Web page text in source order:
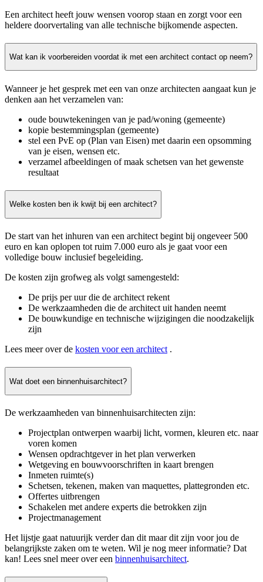
Een architect heeft jouw wensen voorop staan en zorgt voor een
heldere doorvertaling van alle technische bijkomende aspecten.
Wat kan ik voorbereiden voordat ik met een architect contact op neem?
Wanneer je het gesprek met een van onze architecten aangaat kun je
denken aan het verzamelen van:
oude bouwtekeningen van je pad/woning (gemeente)
kopie bestemmingsplan (gemeente)
stel een PvE op (Plan van Eisen) met daarin een opsomming
van je eisen, wensen etc.
verzamel afbeeldingen of maak schetsen van het gewenste
resultaat
Welke kosten ben ik kwijt bij een architect?
De start van het inhuren van een architect begint bij ongeveer 500
euro en kan oplopen tot ruim 7.000 euro als je gaat voor een
volledige bouw inclusief begeleiding.
De kosten zijn grofweg als volgt samengesteld:
De prijs per uur die de architect rekent
De werkzaamheden die de architect uit handen neemt
De bouwkundige en technische wijzigingen die noodzakelijk
zijn
Lees meer over de kosten voor een architect .
Wat doet een binnenhuisarchitect?
De werkzaamheden van binnenhuisarchitecten zijn:
Projectplan ontwerpen waarbij licht, vormen, kleuren etc. naar
voren komen
Wensen opdrachtgever in het plan verwerken
Wetgeving en bouwvoorschriften in kaart brengen
Inmeten ruimte(s)
Schetsen, tekenen, maken van maquettes, plattegronden etc.
Offertes uitbrengen
Schakelen met andere experts die betrokken zijn
Projectmanagement
Het lijstje gaat natuurijk verder dan dit maar dit zijn voor jou de
belangrijkste zaken om te weten. Wil je nog meer informatie? Dat
kan! Lees snel meer over een binnenhuisarchitect.